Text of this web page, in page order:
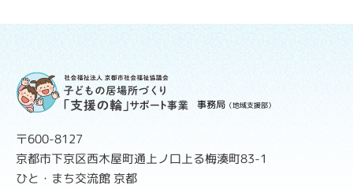
事務局 （地域支援部）
〒600-8127
京都市下京区西木屋町通上ノ口上る梅湊町83-1
ひと・まち交流館 京都